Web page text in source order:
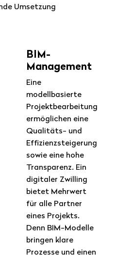
Umsetzung
BIM-
Management
Eine
modellbasierte
Projektbearbeitung
ermöglichen eine
Qualitäts- und
Effizienzsteigerung
sowie eine hohe
Transparenz. Ein
digitaler Zwilling
bietet Mehrwert
für alle Partner
eines Projekts.
Denn BIM-Modelle
bringen klare
Prozesse und einen